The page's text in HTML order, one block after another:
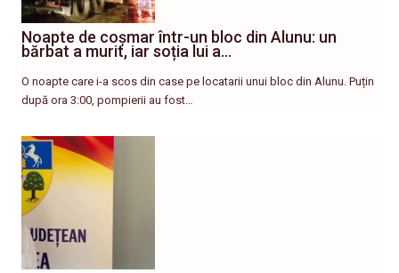
Noapte de coșmar într-un bloc din Alunu: un
bărbat a murit, iar soția lui a…
O noapte care i-a scos din case pe locatarii unui bloc din Alunu. Puțin
după ora 3:00, pompierii au fost…